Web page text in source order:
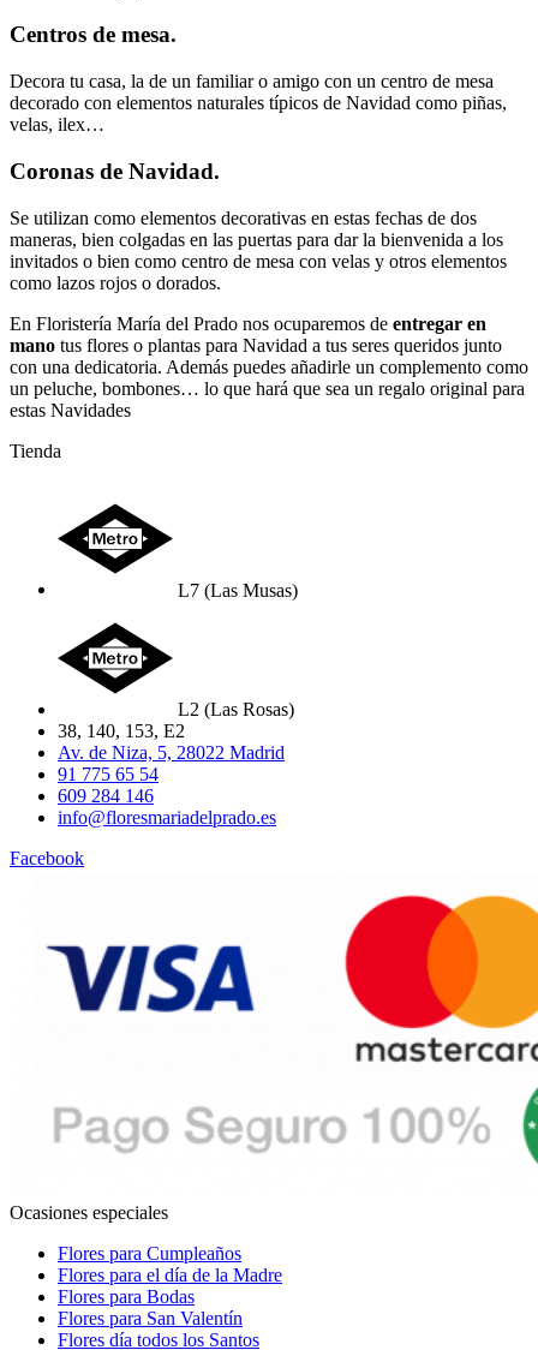
Centros de mesa.
Decora tu casa, la de un familiar o amigo con un centro de mesa
decorado con elementos naturales típicos de Navidad como piñas,
velas, ilex…
Coronas de Navidad.
Se utilizan como elementos decorativas en estas fechas de dos
maneras, bien colgadas en las puertas para dar la bienvenida a los
invitados o bien como centro de mesa con velas y otros elementos
como lazos rojos o dorados.
En Floristería María del Prado nos ocuparemos de entregar en
mano tus flores o plantas para Navidad a tus seres queridos junto
con una dedicatoria. Además puedes añadirle un complemento como
un peluche, bombones… lo que hará que sea un regalo original para
estas Navidades
Tienda
L7 (Las Musas)
L2 (Las Rosas)
38, 140, 153, E2
Av. de Niza, 5, 28022 Madrid
91 775 65 54
609 284 146
info@floresmariadelprado.es
Facebook
Ocasiones especiales
Flores para Cumpleaños
Flores para el día de la Madre
Flores para Bodas
Flores para San Valentín
Flores día todos los Santos